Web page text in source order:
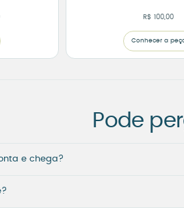
R$ 100,00
Conhecer a
Pode
e chega?